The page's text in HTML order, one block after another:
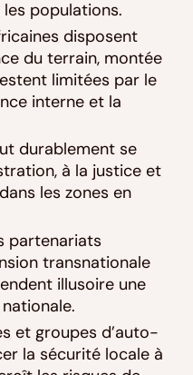
populations.
disposent
du terrain, montée
limitées par le
interne et la
durablement se
à la justice et
les zones en
partenariats
transnationale
illusoire une
et groupes d’auto-
la sécurité locale à